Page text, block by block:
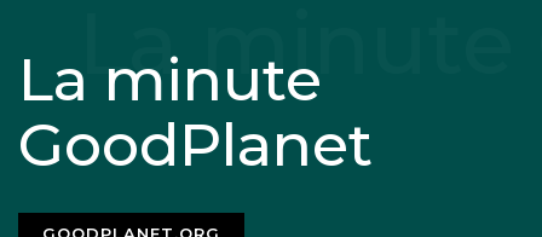
La minute
GoodPlanet
GOODPLANET.ORG